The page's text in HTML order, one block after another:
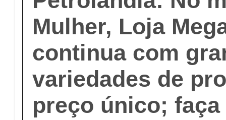
Mulher, Loja
continua com
variedades de
preço único;